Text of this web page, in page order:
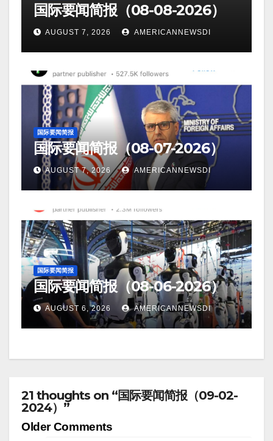
国际要闻简报（08-08-2026）
AUGUST 7, 2026 AMERICANNEWSDI
国际要闻简报
国际要闻简报（08-07-2026）
AUGUST 7, 2026 AMERICANNEWSDI
国际要闻简报
国际要闻简报（08-06-2026）
AUGUST 6, 2026 AMERICANNEWSDI
21 thoughts on “国际要闻简报（09-02-
2024）”
Comment
Older Comments